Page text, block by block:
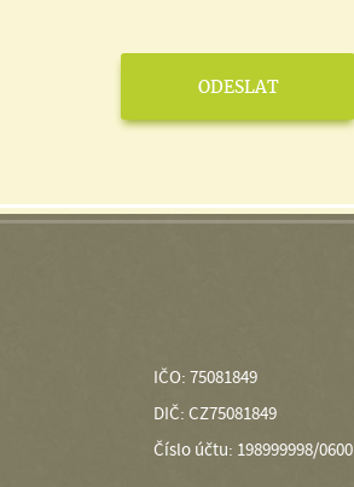
IČO: 75081849
DIČ: CZ75081849
Číslo účtu: 198999998/0600